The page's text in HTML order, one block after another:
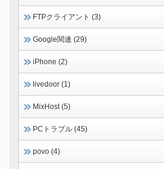
FTPクライアント (3)
Google関連 (29)
iPhone (2)
livedoor (1)
MixHost (5)
PCトラブル (45)
povo (4)